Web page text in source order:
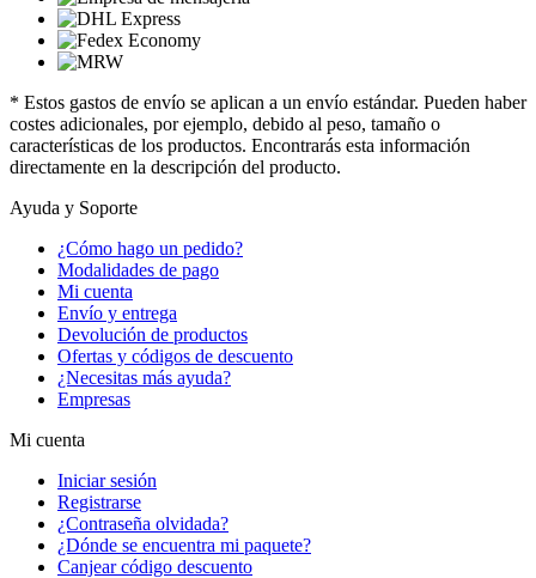
* Estos gastos de envío se aplican a un envío estándar. Pueden haber
costes adicionales, por ejemplo, debido al peso, tamaño o
características de los productos. Encontrarás esta información
directamente en la descripción del producto.
Ayuda y Soporte
¿Cómo hago un pedido?
Modalidades de pago
Mi cuenta
Envío y entrega
Devolución de productos
Ofertas y códigos de descuento
¿Necesitas más ayuda?
Empresas
Mi cuenta
Iniciar sesión
Registrarse
¿Contraseña olvidada?
¿Dónde se encuentra mi paquete?
Canjear código descuento